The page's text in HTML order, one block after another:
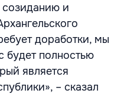
созиданию и
доработки, мы
будет полностью
является
– сказал